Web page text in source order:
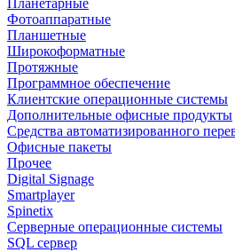
Планетарные
Фотоаппаратные
Планшетные
Широкоформатные
Протяжные
Программное обеспечение
Клиентские операционные системы
Дополнительные офисные продукты
Средства автоматизированного
Офисные пакеты
Прочее
Digital Signage
Smartplayer
Spinetix
Серверные операционные системы
SQL сервер